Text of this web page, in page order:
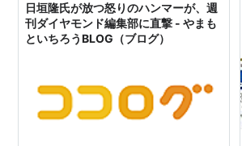
日垣隆氏が放つ怒りのハンマーが、週
刊ダイヤモンド編集部に直撃 - やまも
といちろうBLOG（ブログ）